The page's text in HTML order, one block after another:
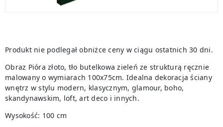
Produkt nie podlegał obniżce ceny w ciągu ostatnich 30 dni.
Obraz Pióra złoto, tło butelkowa zieleń ze strukturą ręcznie
malowany o wymiarach 100x75cm. Idealna dekoracja ściany
wnętrz w stylu modern, klasycznym, glamour, boho,
skandynawskim, loft, art deco i innych.
Wysokość: 100 cm